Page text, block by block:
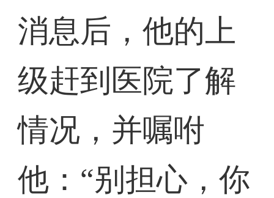
消息后，他的上
级赶到医院了解
情况，并嘱咐
他：“别担心，你